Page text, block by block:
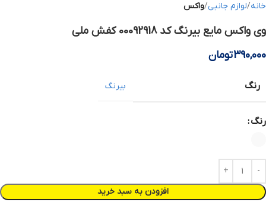
خانه لوازم جانبی واکس
وی واکس مایع بیرنگ کد 00092918 کفش ملی
390,000تومان
رنگ بیرنگ
رنگ
افزودن به سبد خرید